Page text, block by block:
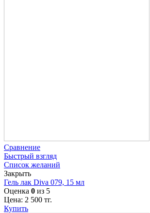
Сравнение
Быстрый взгляд
Список желаний
Закрыть
Гель лак Diva 079, 15 мл
Оценка 0 из 5
Цена: 2 500 тг.
Купить